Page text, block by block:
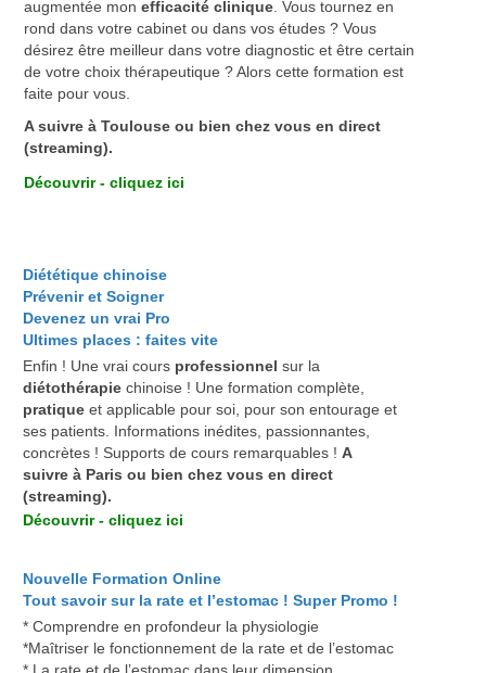
augmentée mon efficacité clinique . Vous tournez en
rond dans votre cabinet ou dans vos études ? Vous
désirez être meilleur dans votre diagnostic et être certain
de votre choix thérapeutique ? Alors cette formation est
faite pour vous.
A suivre à Toulouse ou bien chez vous en direct
(streaming).
Découvrir - cliquez ici
Diététique chinoise
Prévenir et Soigner
Devenez un vrai Pro
Ultimes places : faites vite
Enfin ! Une vrai cours professionnel sur la
diétothérapie chinoise ! Une formation complète,
pratique et applicable pour soi, pour son entourage et
ses patients. Informations inédites, passionnantes,
concrètes ! Supports de cours remarquables ! A
suivre à Paris ou bien chez vous en direct
(streaming).
Découvrir - cliquez ici
Nouvelle Formation Online
Tout savoir sur la rate et l’estomac ! Super Promo !
* Comprendre en profondeur la physiologie
*Maîtriser le fonctionnement de la rate et de l’estomac